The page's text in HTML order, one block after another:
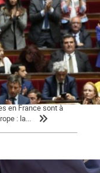
représente !
des travailleurs eux-
en France sont à
: la...